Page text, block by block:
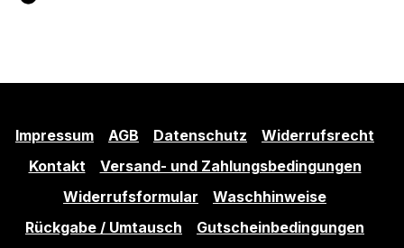
Impressum AGB Datenschutz
Widerrufsrecht
Kontakt
Versand- und Zahlungsbedingungen
Widerrufsformular
Waschhinweise
Rückgabe / Umtausch
Gutscheinbedingungen